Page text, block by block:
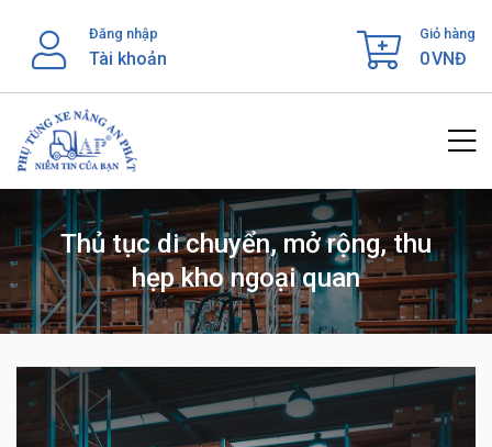
content
Đăng nhập
Tài khoản
Giỏ hàng
0VNĐ
Thủ tục di chuyển, mở rộng, thu
hẹp kho ngoại quan